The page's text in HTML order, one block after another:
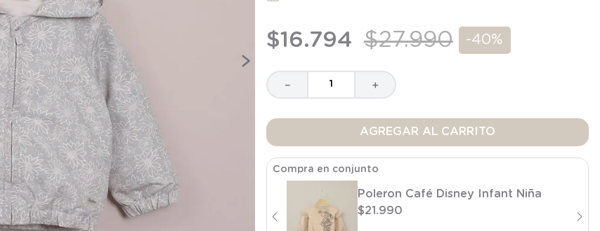
$16.794 $27.990 -40%
＋
－
AGREGAR AL CARRITO
Compra en conjunto
Poleron Damasco Infant Niña
$19.990
Poleron Café Disney Infant Niña
$21 .990
10